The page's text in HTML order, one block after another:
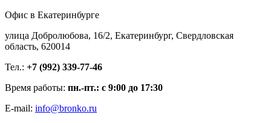
Офис в Екатеринбурге
улица Добролюбова, 16/2, Екатеринбург, Свердловская
область, 620014
Тел.: +7 (992) 339-77-46
Время работы: пн.-пт.: с 9:00 до 17:30
E-mail: info@bronko.ru